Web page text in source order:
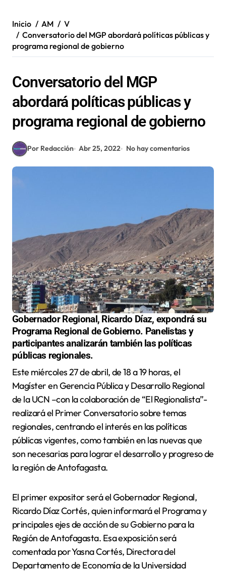
Inicio AM
V
Conversatorio del MGP abordará políticas públicas y
programa regional de gobierno
Conversatorio del MGP
abordará políticas públicas y
programa regional de gobierno
Por Redacción Abr 25, 2022 No hay comentarios
Gobernador Regional, Ricardo Díaz, expondrá su
Programa Regional de Gobierno. Panelistas y
participantes analizarán también las políticas
públicas regionales.
Este miércoles 27 de abril, de 18 a 19 horas, el
Magíster en Gerencia Pública y Desarrollo Regional
de la UCN –con la colaboración de “El Regionalista”-
realizará el Primer Conversatorio sobre temas
regionales, centrando el interés en las políticas
públicas vigentes, como también en las nuevas que
son necesarias para lograr el desarrollo y progreso de
la región de Antofagasta.
El primer expositor será el Gobernador Regional,
Ricardo Díaz Cortés, quien informará el Programa y
principales ejes de acción de su Gobierno para la
Región de Antofagasta. Esa exposición será
comentada por Yasna Cortés, Directora del
Departamento de Economía de la Universidad